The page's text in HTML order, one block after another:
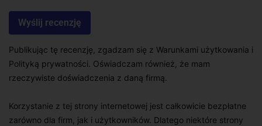
Publikując tę recenzję, zgadzam się z Warunkami użytkowania i
Polityką prywatności. Oświadczam również, że mam
rzeczywiste doświadczenia z daną firmą.
Korzystanie z tej strony internetowej jest całkowicie bezpłatne
zarówno dla firm, jak i użytkowników. Dlatego niektóre strony